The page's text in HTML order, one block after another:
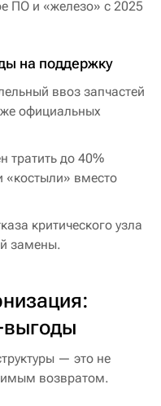
ПО и «железо» с 2025
на поддержку
ввоз запчастей
официальных
тратить до 40%
«костыли» вместо
критического узла
замены.
выгоды
— это не
возвратом.